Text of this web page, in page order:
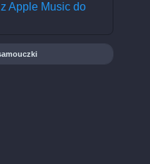
Apple Music do